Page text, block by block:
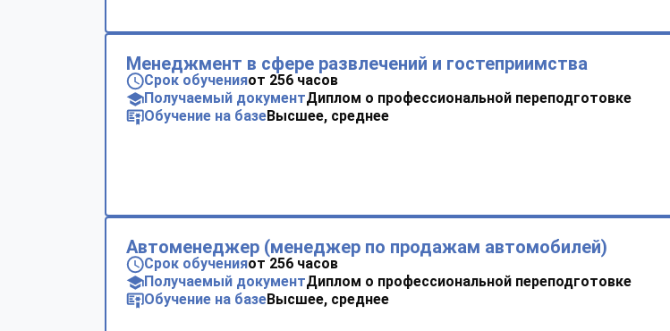
Менеджмент в сфере развлечений и гостеприимства
Срок обученияот 256 часов
Получаемый документДиплом о профессиональной переподготовке
Обучение на базеВысшее, среднее
Автоменеджер (менеджер по продажам автомобилей)
Срок обученияот 256 часов
Получаемый документДиплом о профессиональной переподготовке
Обучение на базеВысшее, среднее